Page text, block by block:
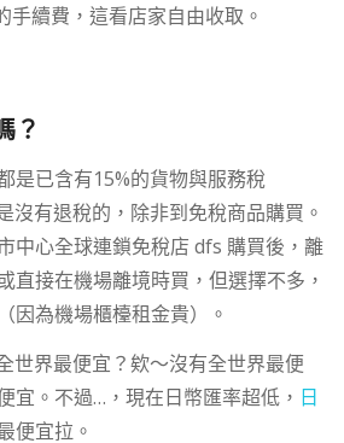
手續費，這看店家自由收取。
？
是已含有15%的貨物與服務稅
沒有退稅的，除非到免稅商品購買。
中心全球連鎖免稅店 dfs 購買後，離
直接在機場離境時買，但選擇不多，
因為機場櫃檯租金貴）。
世界最便宜？欸～沒有全世界最便
宜。不過…，現在日幣匯率超低， 日
便宜拉。